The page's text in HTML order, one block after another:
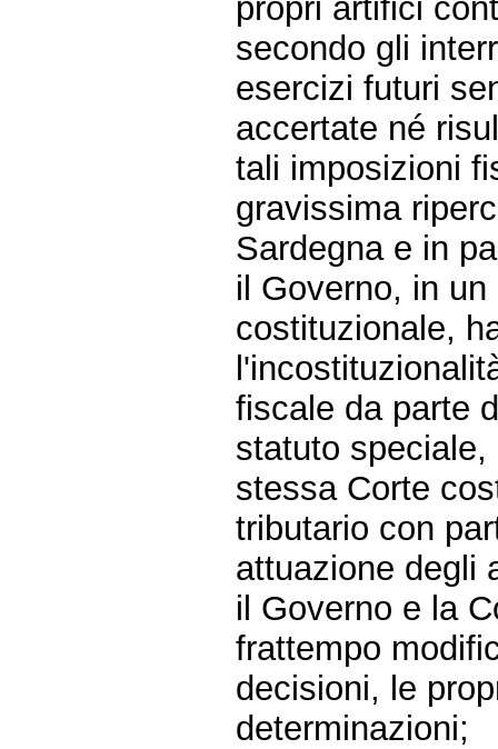
propri artifici
secondo gli
esercizi futuri
accertate né
tali imposizioni
gravissima
Sardegna e in
il Governo, in
costituzionale,
fiscale da parte
statuto
stessa Corte
tributario con
attuazione degli
il Governo e la
frattempo
decisioni, le
determinazioni;